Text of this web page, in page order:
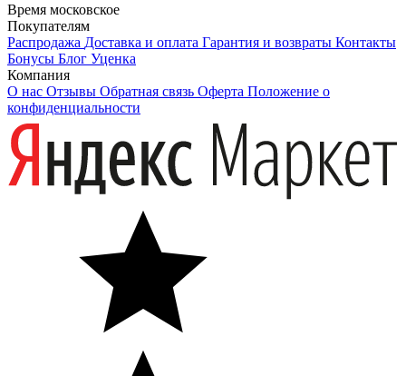
Время московское
Покупателям
Распродажа Доставка и оплата Гарантия и возвраты Контакты
Бонусы Блог Уценка
Компания
О нас Отзывы Обратная связь Оферта Положение о
конфиденциальности